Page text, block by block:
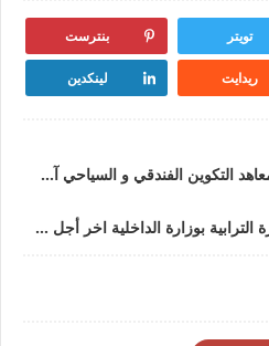
تويتر بنترست
ريدايت لينكدين
بالنيفو باك او الباك التسجيل بمعاهد التكوين الفندقي و السياحي آخر أجل 25 يونيو 2024 ISTAHT ITSHT
مباراة توظيف 25 مفتش الإدارة الترابية بوزارة الداخلية اخر أجل 28 يونيو 2024